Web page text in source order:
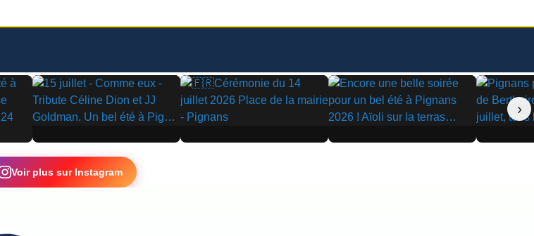
▶ ▶ ▶ ▶
›
Voir plus sur Instagram